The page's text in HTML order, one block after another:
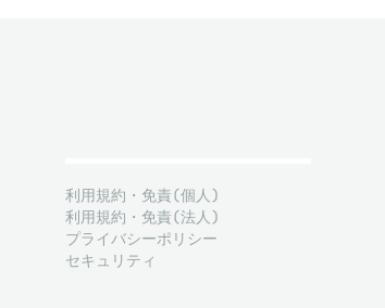
利用規約・免責(個人)
利用規約・免責(法人)
プライバシーポリシー
セキュリティ